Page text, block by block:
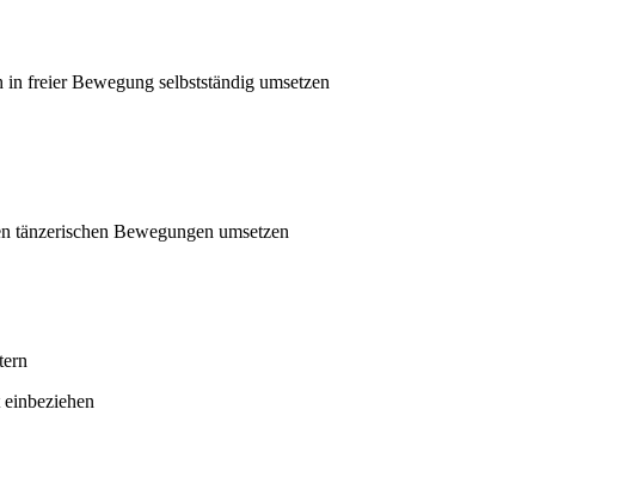
freier Bewegung selbstständig umsetzen
tänzerischen Bewegungen umsetzen